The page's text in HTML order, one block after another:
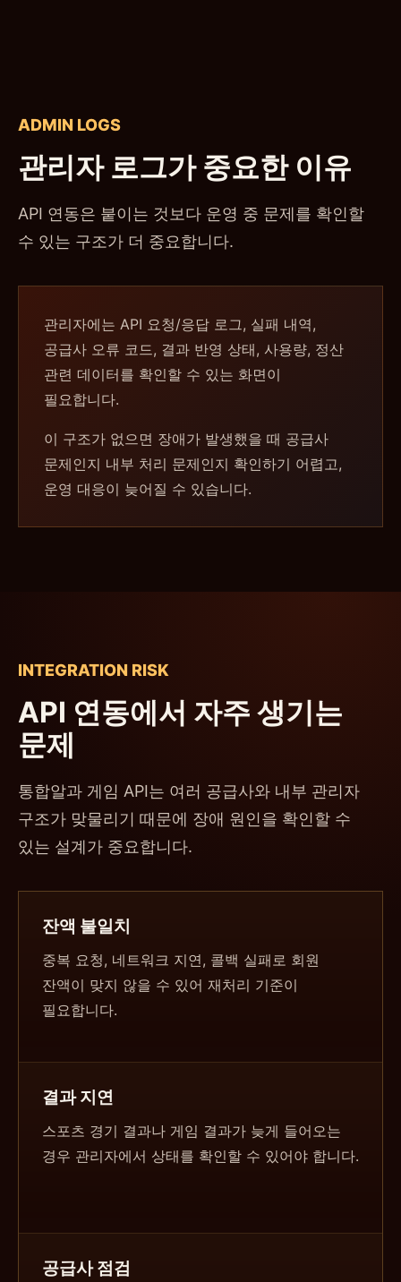
ADMIN LOGS
관리자 로그가 중요한 이유
API 연동은 붙이는 것보다 운영 중 문제를 확인할
수 있는 구조가 더 중요합니다.
관리자에는 API 요청/응답 로그, 실패 내역,
공급사 오류 코드, 결과 반영 상태, 사용량, 정산
관련 데이터를 확인할 수 있는 화면이
필요합니다.
이 구조가 없으면 장애가 발생했을 때 공급사
문제인지 내부 처리 문제인지 확인하기 어렵고,
운영 대응이 늦어질 수 있습니다.
INTEGRATION RISK
API 연동에서 자주 생기는
문제
통합알과 게임 API는 여러 공급사와 내부 관리자
구조가 맞물리기 때문에 장애 원인을 확인할 수
있는 설계가 중요합니다.
잔액 불일치
중복 요청, 네트워크 지연, 콜백 실패로 회원
잔액이 맞지 않을 수 있어 재처리 기준이
필요합니다.
결과 지연
스포츠 경기 결과나 게임 결과가 늦게 들어오는
경우 관리자에서 상태를 확인할 수 있어야 합니다.
공급사 점검